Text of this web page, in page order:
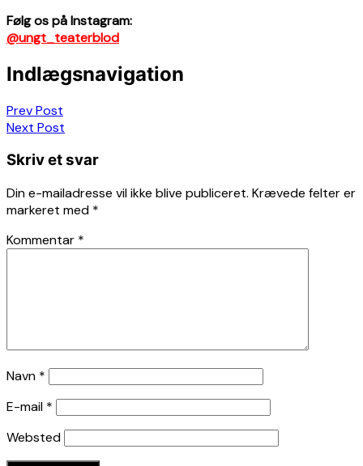
Følg os på Instagram:
@ungt_teaterblod
Indlægsnavigation
Prev Post
Next Post
Skriv et svar
Din e-mailadresse vil ikke blive publiceret. Krævede felter er
markeret med *
Kommentar *
Navn *
E-mail *
Websted